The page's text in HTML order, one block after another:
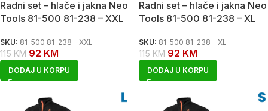
Radni set – hlače i jakna Neo
Tools 81-500 81-238 – XXL
SKU: 81-500 81-238 - XXL
115KM 92 KM
DODAJ U KORPU
Radni set – hlače i jakna Neo
Tools 81-500 81-238 – XL
SKU: 81-500 81-238 - XL
115KM 92 KM
DODAJ U KORPU